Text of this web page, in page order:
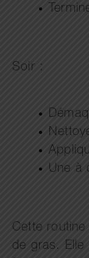
Soir :
Une à
Cette
de gras. Elle